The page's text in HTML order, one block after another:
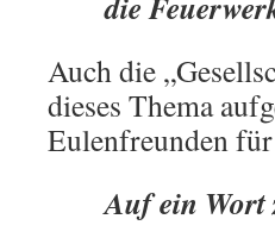
Auch die
dieses Thema
Eulenfreunden
Auf ein Wort